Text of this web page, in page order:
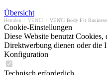
Übersicht
Hemden VENTI VENTI Body Fit
Cookie-Einstellungen
Diese Website benutzt
Direktwerbung dienen oder die
Konfiguration
Technisch erforderlich